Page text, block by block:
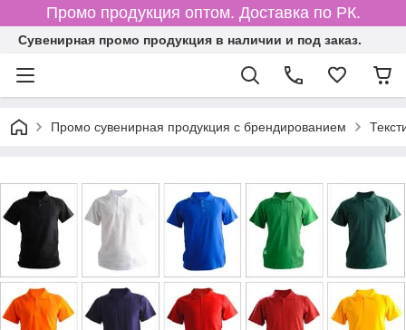
Промо продукция оптом. Доставка по РК.
Cувенирная промо продукция в наличии и под заказ.
Промо сувенирная продукция с брендированием